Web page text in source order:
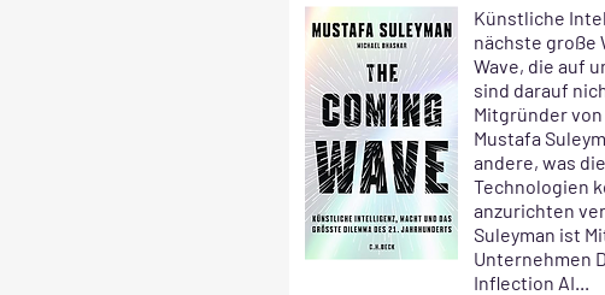
Künstliche
nächste große
Wave, die auf
sind darauf
Mitgründer
Mustafa
andere, was
Technologien
anzurichten
Suleyman ist
Unternehmen
Inflection AI...